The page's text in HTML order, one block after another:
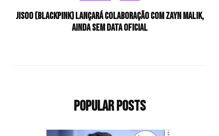
JISOO (BLACKPINK) lançará colaboração com Zayn Malik,
ainda sem data oficial
Popular Posts